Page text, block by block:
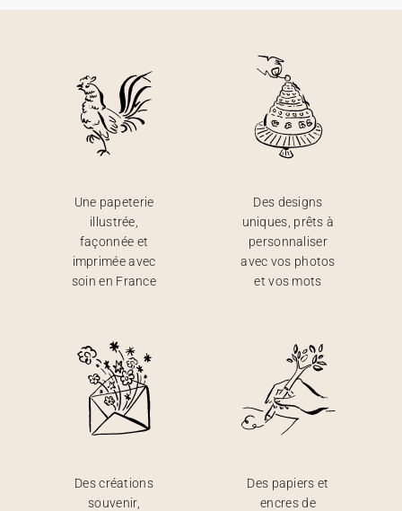
Une papeterie
illustrée,
façonnée et
imprimée avec
soin en France
Des designs
uniques, prêts à
personnaliser
avec vos photos
et vos mots
Des créations
souvenir,
Des papiers et
encres de